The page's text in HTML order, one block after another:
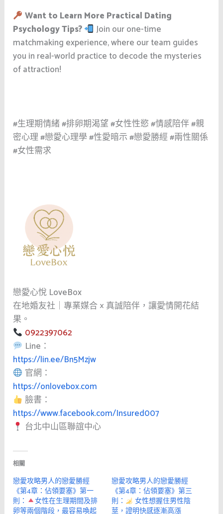
Want to Learn More Practical Dating
Psychology Tips?
Join our one-time
matchmaking experience, where our team guides
you in real-world practice to decode the mysteries
of attraction!
#生理期情緒 #排卵期渴望 #女性性慾 #情感陪伴 #親
密心理 #戀愛心理學 #性愛暗示 #戀愛勝經 #兩性關係
#女性需求
戀愛心悅 LoveBox
在地婚友社｜專業媒合 × 真誠陪伴，讓愛情開花結
果。
0922397062
Line：
https://lin.ee/Bn5Mzjw
官網：
https://onlovebox.com
臉書：
https://www.facebook.com/Insured007
台北中山區聯誼中心
相關
戀愛攻略男人的戀愛勝經
《第4章：佔領要塞》第一
則：
女性在生理期間及排
卵等兩個階段，最容易喚起
戀愛攻略男人的戀愛勝經
《第4章：佔領要塞》第三
則：
女性想握住男性陰
莖，證明快感逐漸高漲